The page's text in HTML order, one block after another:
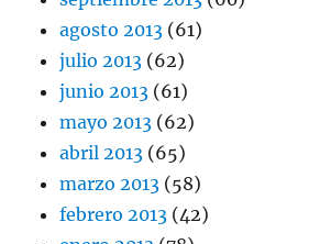
agosto 2013 (61)
julio 2013 (62)
junio 2013 (61)
mayo 2013 (62)
abril 2013 (65)
marzo 2013 (58)
febrero 2013 (42)